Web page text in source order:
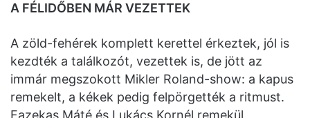
A FÉLIDŐBEN MÁR VEZETTEK
A zöld-fehérek komplett kerettel érkeztek, jól is
kezdték a találkozót, vezettek is, de jött az
immár megszokott Mikler Roland-show: a kapus
remekelt, a kékek pedig felpörgették a ritmust.
Fazekas Máté és Lukács Kornél remekül